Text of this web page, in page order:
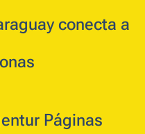
conecta a
Páginas